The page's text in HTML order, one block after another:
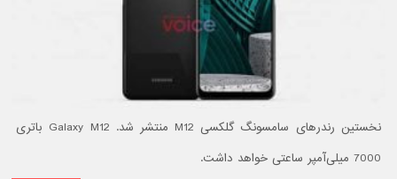
نخستین رندرهای سامسونگ گلکسی M12 منتشر شد. Galaxy M12 باتری
7000 میلی‌آمپر ساعتی خواهد داشت.